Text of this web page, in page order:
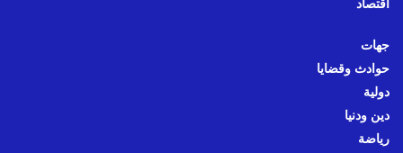
اقتصاد
جهات
حوادث وقضايا
دولية
دين ودنيا
رياضة